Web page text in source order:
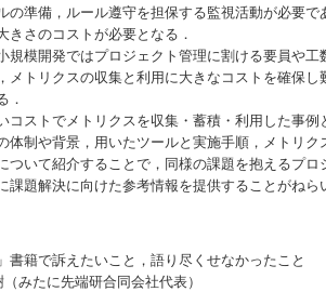
の準備，ルール遵守を担保する監視活動が必要で
きさのコストが必要となる．
規模開発ではプロジェクト管理に割ける要員や工
メトリクスの収集と利用に大きなコストを確保し
．
ストでメトリクスを収集・蓄積・利用した事例
体制や背景，用いたツールと実施手順，メトリク
ついて紹介することで，同様の課題を抱えるプロ
課題解決に向けた参考情報を提供することがねら
書籍で訴えたいこと，語り尽くせなかったこと
みたに先端研合同会社代表）